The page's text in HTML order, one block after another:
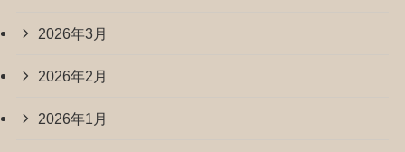
2026年3月
2026年2月
2026年1月